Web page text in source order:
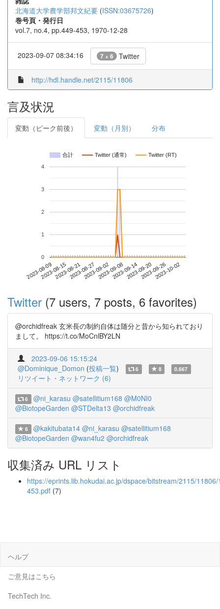
北海道大学農学部邦文紀要 (ISSN:03675726)
巻号頁・発行日
vol.7, no.4, pp.449-453, 1970-12-28
2023-09-07 08:34:16 7 + 6 Twitter
http://hdl.handle.net/2115/11806
言及状況
変動（ピーク前後） 変動（月別） 分布
合計 Twitter (通常) Twitter (RT)
2023-08-092023-08-152023-08-212023-08-272023-09-022023-09-082023-09-142023-09-202023-09-262023-10-02
0
1
2
3
4
Twitter (7 users, 7 posts, 6 favorites)
@orchidfreak 玄米長の制約自体は随分と昔から知られており
まして。 https://t.co/MoCnlBY2LN
2023-09-06 15:15:24
@Dominique_Domon (投稿一覧) 6 8 0.667
リツイート・ネットワーク (6)
6 @ni_karasu @satellitium168 @M0NI0
@BiotopeGarden @STDelta13 @orchidfreak
6 @kakitubata14 @ni_karasu @satellitium168
@BiotopeGarden @wan4fu2 @orchidfreak
収集済み URL リスト
https://eprints.lib.hokudai.ac.jp/dspace/bitstream/2115/
453.pdf (7)
ヘルプ
ご意見はこちら
TechTech Inc.